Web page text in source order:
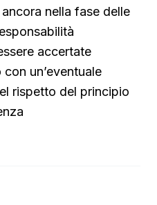
nella fase delle
accertate
un’eventuale
rispetto del principio